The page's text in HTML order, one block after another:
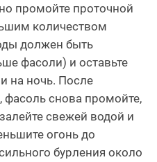
промойте проточной
количеством
должен быть
фасоли) и оставьте
на ночь. После
фасоль снова промойте,
свежей водой и
огонь до
бурления около